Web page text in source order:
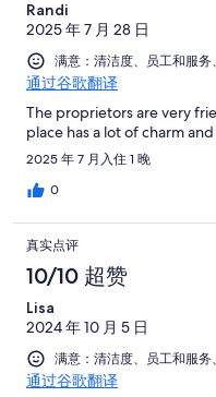
Randi
2025 年 7 月 28 日
满意：清洁度、员工和服
通过谷歌翻译
The proprietors are very
place has a lot of charm
2025 年 7 月入住 1 晚
0
真实点评
10/10 超赞
Lisa
2024 年 10 月 5 日
满意：清洁度、员工和服
通过谷歌翻译